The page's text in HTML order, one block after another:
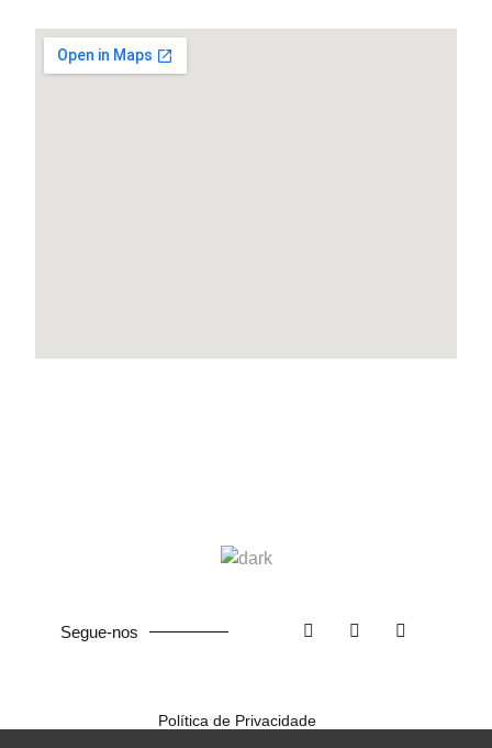
Segue-nos
Política de Privacidade